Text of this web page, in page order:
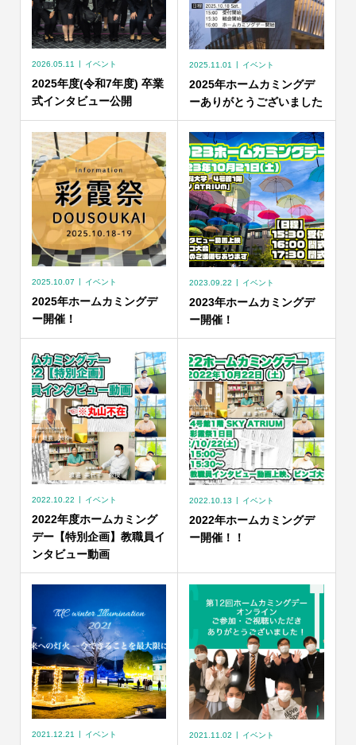
2026.05.11 イベント
2025年度(令和7年度) 卒業
式インタビュー公開
2025.11.01 イベント
2025年ホームカミングデ
ーありがとうございました
2025.10.07 イベント
2025年ホームカミングデ
ー開催！
2023.09.22 イベント
2023年ホームカミングデ
ー開催！
2022.10.22 イベント
2022年度ホームカミング
デー【特別企画】教職員イ
ンタビュー動画
2022.10.13 イベント
2022年ホームカミングデ
ー開催！！
2021.12.21 イベント 2021.11.02 イベント